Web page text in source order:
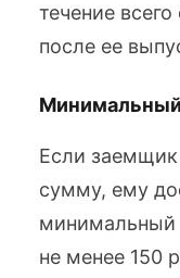
течение
после ее
Если заемщик
сумму, ему
минимальный
не менее 150